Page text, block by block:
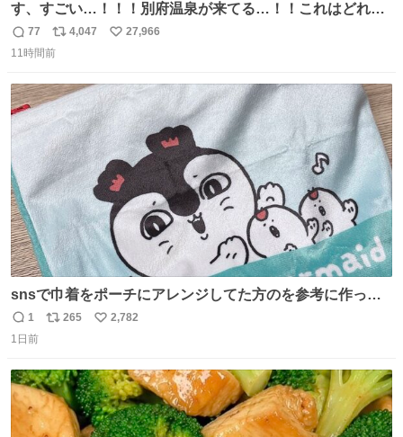
す、すごい…！！！別府温泉が来てる…！！これはどれぐ
らい待つんだろう…
返
信
77
リ
ポ
ト
数
4,047
い
数
27,966
11時間前
snsで巾着をポーチにアレンジしてた方のを参考に作って
みました🧵 裁縫は得意でないので、ザクザクの目測で縫い
ましたので悪しからず🙏🏻 裏地は人魚のウロコ風な柄にし
に入り⭐️
返
信
1
リ
ト
数
265
い
数
2,782
1日前